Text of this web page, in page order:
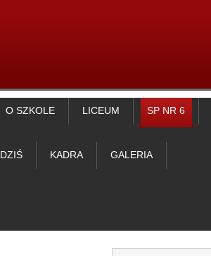
O SZKOLE LICEUM SP NR 6
KADRA GALERIA